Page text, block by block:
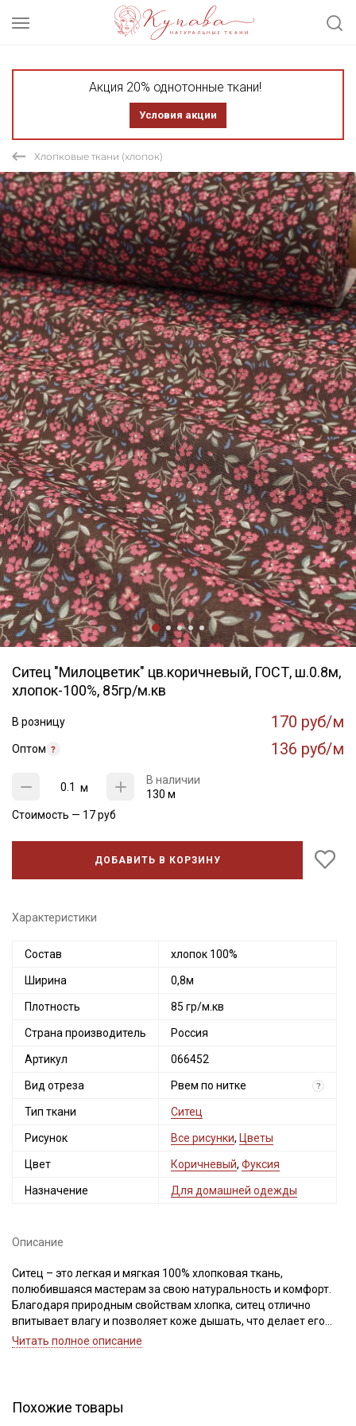
Акция 20% однотонные ткани!
Условия акции
Хлопковые ткани (хлопок)
Ситец "Милоцветик" цв.коричневый, ГОСТ, ш.0.8м,
хлопок-100%, 85гр/м.кв
В розницу 170 руб/м
Оптом 136 руб/м
м
В наличии
130 м
Стоимость — 17руб
ДОБАВИТЬ В КОРЗИНУ
Характеристики
Состав хлопок 100%
Ширина 0,8м
Плотность 85 гр/м.кв
Страна производитель Россия
Артикул 066452
Вид отреза Рвем по нитке ?
Тип ткани Ситец
Рисунок Все рисунки, Цветы
Цвет Коричневый, Фуксия
Назначение Для домашней одежды
Описание
Ситец – это легкая и мягкая 100% хлопковая ткань,
полюбившаяся мастерам за свою натуральность и комфорт.
Благодаря природным свойствам хлопка, ситец отлично
впитывает влагу и позволяет коже дышать, что делает его
идеальным для повседневной одежды. Ткань не тянется, не
Как и любой натуральный хлопок, ситец легко мнется, а
светлые оттенки могут слегка просвечивать. Однако
Читать полное описание
Похожие товары
Секретная рассылка от Купава
промокоды и скидки до 30% на узкие
Электронная почта
Ознакомлен(а) с